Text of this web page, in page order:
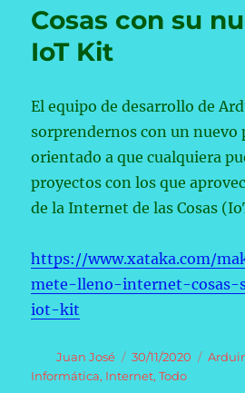
Cosas con su
IoT Kit
El equipo de desarrollo de
sorprendernos con un nuevo
orientado a que cualquiera
proyectos con los que
de la Internet de las Cosas
https://www.xataka.com/
mete-lleno-internet-cosas-
iot-kit
Autor
Juan José
Publicado
el
30/11/2020
Informática, Internet,Todo